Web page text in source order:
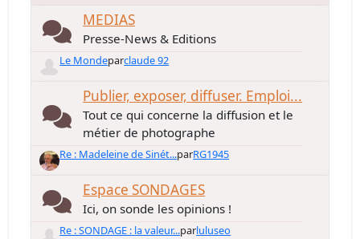
MEDIAS
Presse-News & Editions
Le Mondeparclaude 92
Publier, exposer, diffuser. Emploi...
Tout ce qui concerne la diffusion et le
métier de photographe
Re : Madeleine de Sinét...parRG1945
Espace SONDAGES
Ici, on sonde les opinions !
Re : SONDAGE : la valeur...parluluseo